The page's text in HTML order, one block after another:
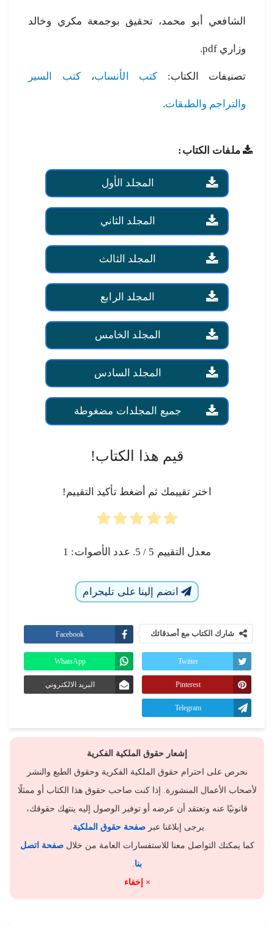
الشافعي أبو محمد، تحقيق بوجمعة مكري وخالد
وزاري pdf.
تصنيفات الكتاب: كتب الأنساب، كتب السير
والتراجم والطبقات.
ملفات الكتاب:
المجلد الأول
المجلد الثاني
المجلد الثالث
المجلد الرابع
المجلد الخامس
المجلد السادس
جميع المجلدات مضغوطة
قيم هذا الكتاب!
اختر تقييمك ثم أضغط تأكيد التقييم!
معدل التقييم 5 / 5. عدد الأصوات: 1
انضم إلينا على تليجرام
شارك الكتاب مع أصدقائك Facebook
Twitter
WhatsApp
Pinterest البريد الالكتروني
Telegram
إشعار حقوق الملكية الفكرية
نحرص على احترام حقوق الملكية الفكرية وحقوق الطبع والنشر
لأصحاب الأعمال المنشورة. إذا كنت صاحب حقوق هذا الكتاب أو ممثلًا
قانونيًا عنه وتعتقد أن عرضه أو توفير الوصول إليه ينتهك حقوقك،
يرجى إبلاغنا عبرصفحة حقوق الملكية
كما يمكنك التواصل معنا للاستفسارات العامة من خلالصفحة اتصل
بنا
× إخفاء